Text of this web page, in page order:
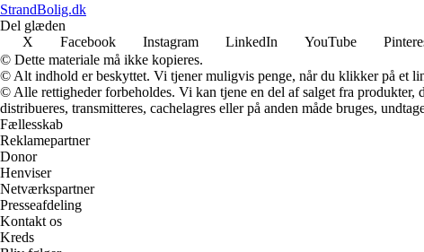
StrandBolig.dk
Del glæden
X
Facebook Instagram LinkedIn YouTube
© Dette materiale må ikke kopieres.
© Alt indhold er beskyttet. Vi tjener muligvis penge, når du klikker på et
© Alle rettigheder forbeholdes. Vi kan tjene en del af salget fra produkter,
distribueres, transmitteres, cachelagres eller på anden måde bruges,
Fællesskab
Reklamepartner
Donor
Henviser
Netværkspartner
Presseafdeling
Kontakt os
Kreds